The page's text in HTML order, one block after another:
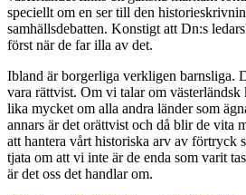
speciellt om en ser till den
samhällsdebatten. Konstigt att Dn:s
först när de far illa av det.
Ibland är borgerliga verkligen barnsliga.
vara rättvist. Om vi talar om
lika mycket om alla andra länder som
annars är det orättvist och då blir de vita
att hantera vårt historiska arv av förtryck
tjata om att vi inte är de enda som varit
är det oss det handlar om.